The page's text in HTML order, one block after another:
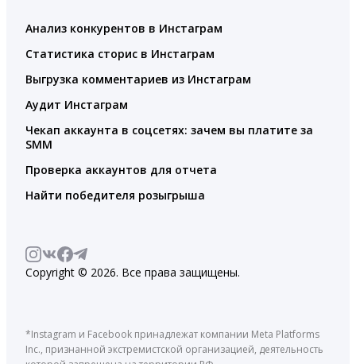
Анализ конкурентов в Инстаграм
Статистика сторис в Инстаграм
Выгрузка комментариев из Инстаграм
Аудит Инстаграм
Чекап аккаунта в соцсетях: зачем вы платите за
SMM
Проверка аккаунтов для отчета
Найти победителя розыгрыша
Copyright © 2026. Все права защищены.
*Instagram и Facebook принадлежат компании Meta Platforms
Inc., признанной экстремистской организацией, деятельность